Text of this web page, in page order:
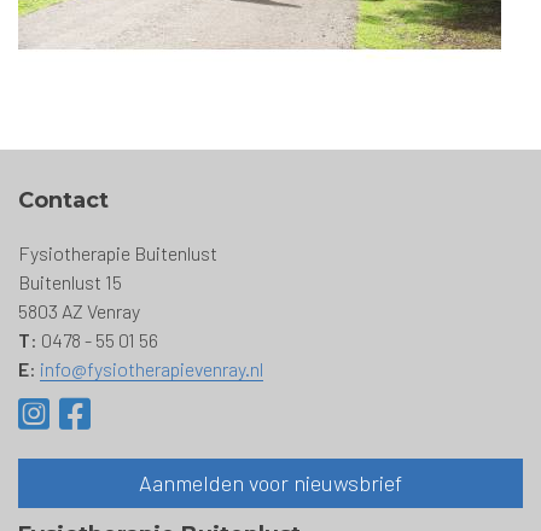
Contact
Fysiotherapie Buitenlust
Buitenlust 15
5803 AZ Venray
T: 0478 - 55 01 56
E: info@fysiotherapievenray.nl
Aanmelden voor nieuwsbrief